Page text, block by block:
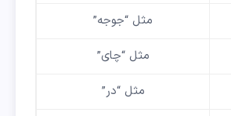
مثل “جوجه”
مثل “چای”
مثل “در”